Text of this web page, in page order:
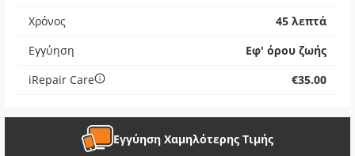
Χρόνος
45 λεπτά
Εγγύηση
Εφ' όρου ζωής
iRepair Care
€35.00
Εγγύηση Χαμηλότερης Τιμής